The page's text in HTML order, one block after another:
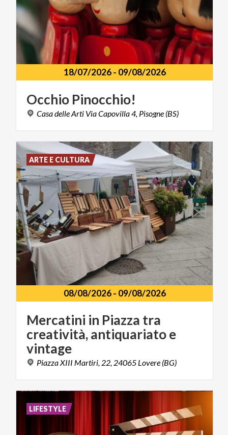
18/07/2026- 09/08/2026
Occhio Pinocchio!
CasadelleArti ViaCapovilla4, Pisogne (BS)
08/08/2026- 09/08/2026
Mercatini in Piazza tra
creatività, antiquariato e
vintage
PiazzaXIII Martiri, 22, 24065 Lovere (BG)
ARTE E CULTURA
LIFESTYLE